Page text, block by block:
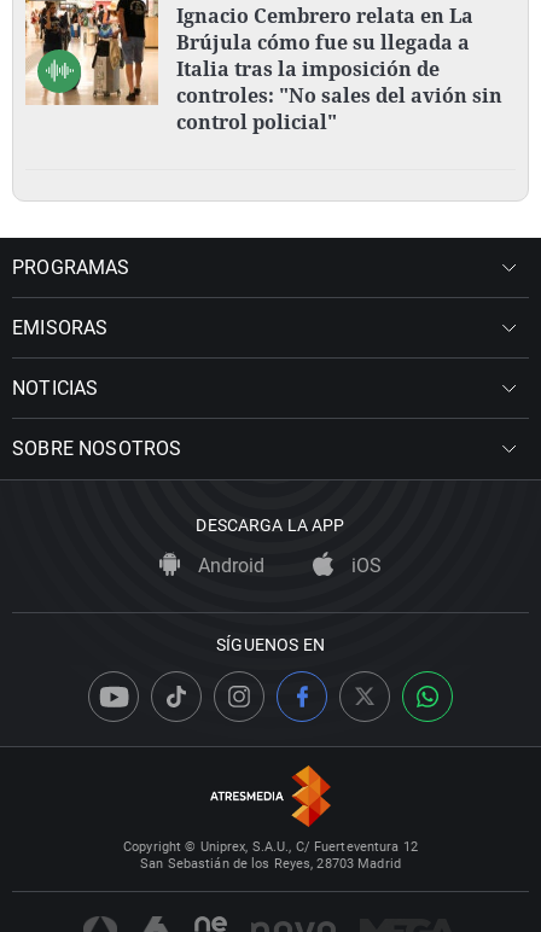
Ignacio Cembrero relata en La
Brújula cómo fue su llegada a
Italia tras la imposición de
controles: "No sales del avión sin
control policial"
PROGRAMAS
EMISORAS
NOTICIAS
SOBRE NOSOTROS
DESCARGA LA APP
Android iOS
SÍGUENOS EN
Copyright © Uniprex, S.A.U., C/ Fuerteventura 12
San Sebastián de los Reyes, 28703 Madrid